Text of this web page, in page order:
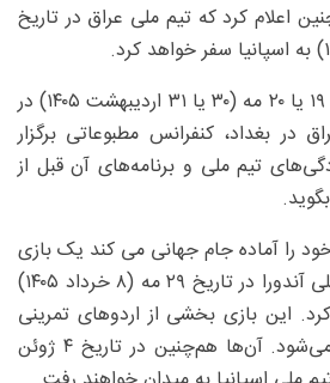
اعلام کرد که تیم ملی عراق در تاریخ
هم‌چنین، آرنولد در تاریخ ۱۹ یا ۲۰ مه (۳۰ یا ۳۱ اردیبهشت ۱۴۰۵) در
در بغداد، کنفرانس مطبوعاتی برگزار
تیم ملی و برنامه‌های آن قبل از
را آماده جام جهانی می کند یک بازی
دوستانه را در برابر تیم ملی آندورا در تاریخ ۲۹ مه (۸ خرداد ۱۴۰۵)
کرد. این بازی بخشی از اردوهای تمرینی
است که در اروپا برگزار می‌شود. آن‌ها هم‌چنین در تاریخ ۴ ژوئن